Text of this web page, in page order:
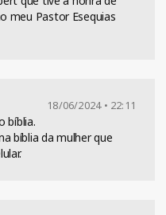
meu Pastor Esequias
18/06/2024 • 22:11
bíblia.
bíblia da mulher que